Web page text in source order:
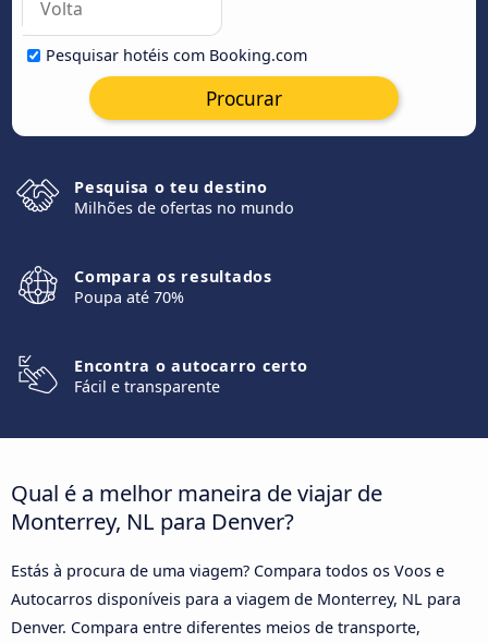
Pesquisar hotéis com Booking.com
Procurar
Pesquisa o teu destino
Milhões de ofertas no mundo
Compara os resultados
Poupa até 70%
Encontra o autocarro certo
Fácil e transparente
Qual é a melhor maneira de viajar de
Monterrey, NL para Denver?
Estás à procura de uma viagem? Compara todos os Voos e
Autocarros disponíveis para a viagem de Monterrey, NL para
Denver. Compara entre diferentes meios de transporte,